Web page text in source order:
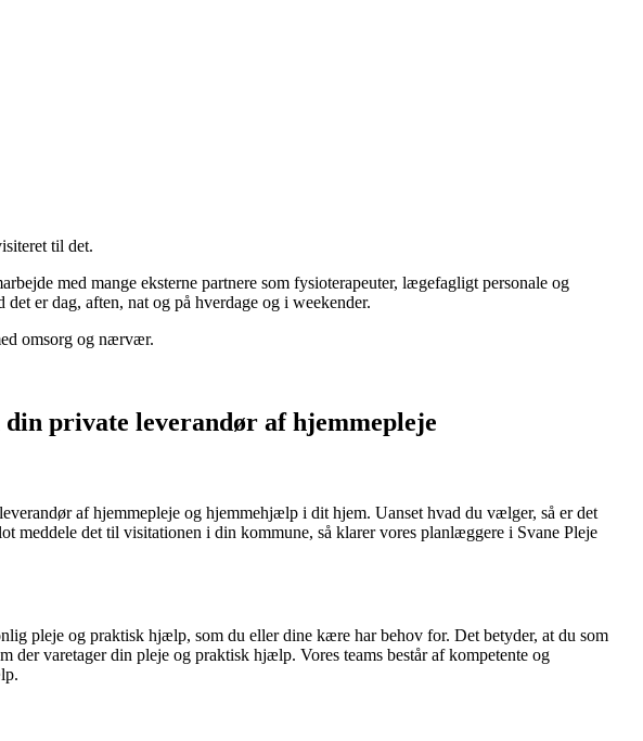
til det.
med mange eksterne partnere som fysioterapeuter, lægefagligt personale og
er dag, aften, nat og på hverdage og i weekender.
omsorg og nærvær.
private leverandør af hjemmepleje
af hjemmepleje og hjemmehjælp i dit hjem. Uanset hvad du vælger, så er det
meddele det til visitationen i din kommune, så klarer vores planlæggere i Svane Pleje
pleje og praktisk hjælp, som du eller dine kære har behov for. Det betyder, at du som
der varetager din pleje og praktisk hjælp. Vores teams består af kompetente og